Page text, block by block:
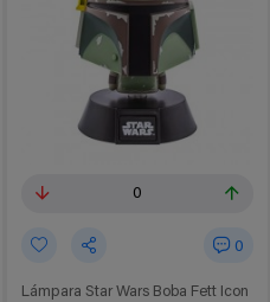
0
0
Lámpara Star Wars Boba Fett Icon